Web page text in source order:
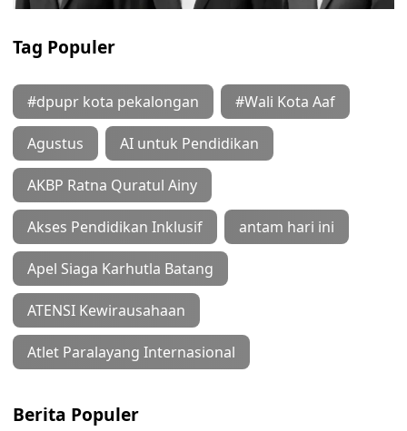
Tag Populer
#dpupr kota pekalongan #Wali Kota Aaf
Agustus AI untuk Pendidikan
AKBP Ratna Quratul Ainy
Akses Pendidikan Inklusif antam hari ini
Apel Siaga Karhutla Batang
ATENSI Kewirausahaan
Atlet Paralayang Internasional
Berita Populer